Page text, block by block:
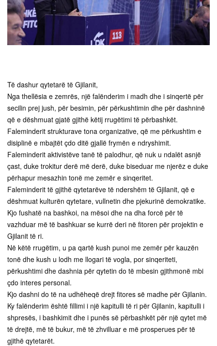
Të dashur qytetarë të Gjilanit,
Nga thellësia e zemrës, një falënderim i madh dhe i sinqertë për
secilin prej jush, për besimin, për përkushtimin dhe për dashninë
që e dëshmuat gjatë gjithë këtij rrugëtimi të përbashkët.
Faleminderit strukturave tona organizative, që me përkushtim e
disiplinë e mbajtët çdo ditë gjallë frymën e ndryshimit.
Faleminderit aktivistëve tanë të palodhur, që nuk u ndalët asnjë
çast, duke trokitur derë më derë, duke biseduar me njerëz e duke
përhapur mesazhin tonë me zemër e sinqeritet.
Faleminderit të gjithë qytetarëve të ndershëm të Gjilanit, që e
dëshmuat kulturën qytetare, vullnetin dhe pjekurinë demokratike.
Kjo fushatë na bashkoi, na mësoi dhe na dha forcë për të
vazhduar më të bashkuar se kurrë deri në fitoren për projektin e
Gjilanit të ri.
Në këtë rrugëtim, u pa qartë kush punoi me zemër për kauzën
tonë dhe kush u lodh me llogari të vogla, por sinqeriteti,
përkushtimi dhe dashnia për qytetin do të mbesin gjithmonë mbi
çdo interes personal.
Kjo dashni do të na udhëheqë drejt fitores së madhe për Gjilanin.
Ky falënderim është fillimi i një kapitulli të ri për Gjilanin, kapitulli i
shpresës, i bashkimit dhe i punës së përbashkët për një qytet më
të drejtë, më të bukur, më të zhvilluar e më prosperues për të
gjithë qytetarët.